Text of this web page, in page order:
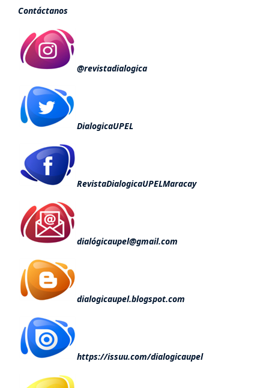
Contáctanos
@revistadialogica
DialogicaUPEL
RevistaDialogicaUPELMaracay
dialógicaupel@gmail.com
dialogicaupel.blogspot.com
https://issuu.com/dialogicaupel